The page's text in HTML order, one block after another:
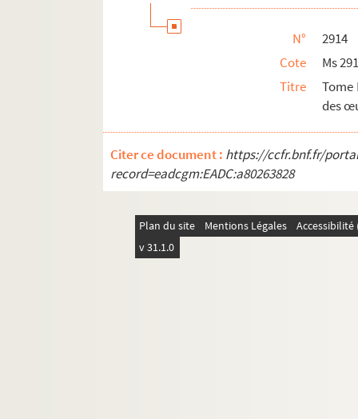
N°
2914
Cote
Ms
Titre
Tome
des
Citer ce document : https://ccfr.bnf.fr/
record=eadcgm:EADC:a80263828
Plan du site Mentions Légales
v 31.1.0